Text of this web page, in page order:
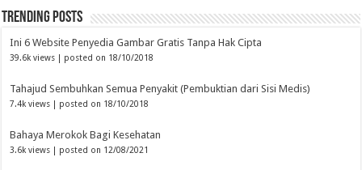
Trending Posts
Ini 6 Website Penyedia Gambar Gratis Tanpa Hak Cipta
39.6k views | posted on 18/10/2018
Tahajud Sembuhkan Semua Penyakit (Pembuktian dari Sisi Medis)
7.4k views | posted on 18/10/2018
Bahaya Merokok Bagi Kesehatan
3.6k views | posted on 12/08/2021